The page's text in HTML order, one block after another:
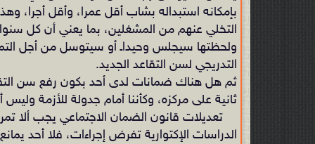
بإمكانه استبداله بشاب أقل عمرا، وأقل أجرا،
التخلي عنهم من المشغلين، بما يعني أن كل
ولحظتها سيجلس وحيداـ أو سيتوسل من أجل
التدريجي لسن التقاعد الجديد.
ثم هل هناك ضمانات لدى أحد بكون رفع سن
ثانية على مركزه، وكأننا أمام جدولة للأزمة
تعديلات قانون الضمان الاجتماعي يجب ألا تمر
الدراسات الإكتوارية تفرض إجراءات، فلا أحد